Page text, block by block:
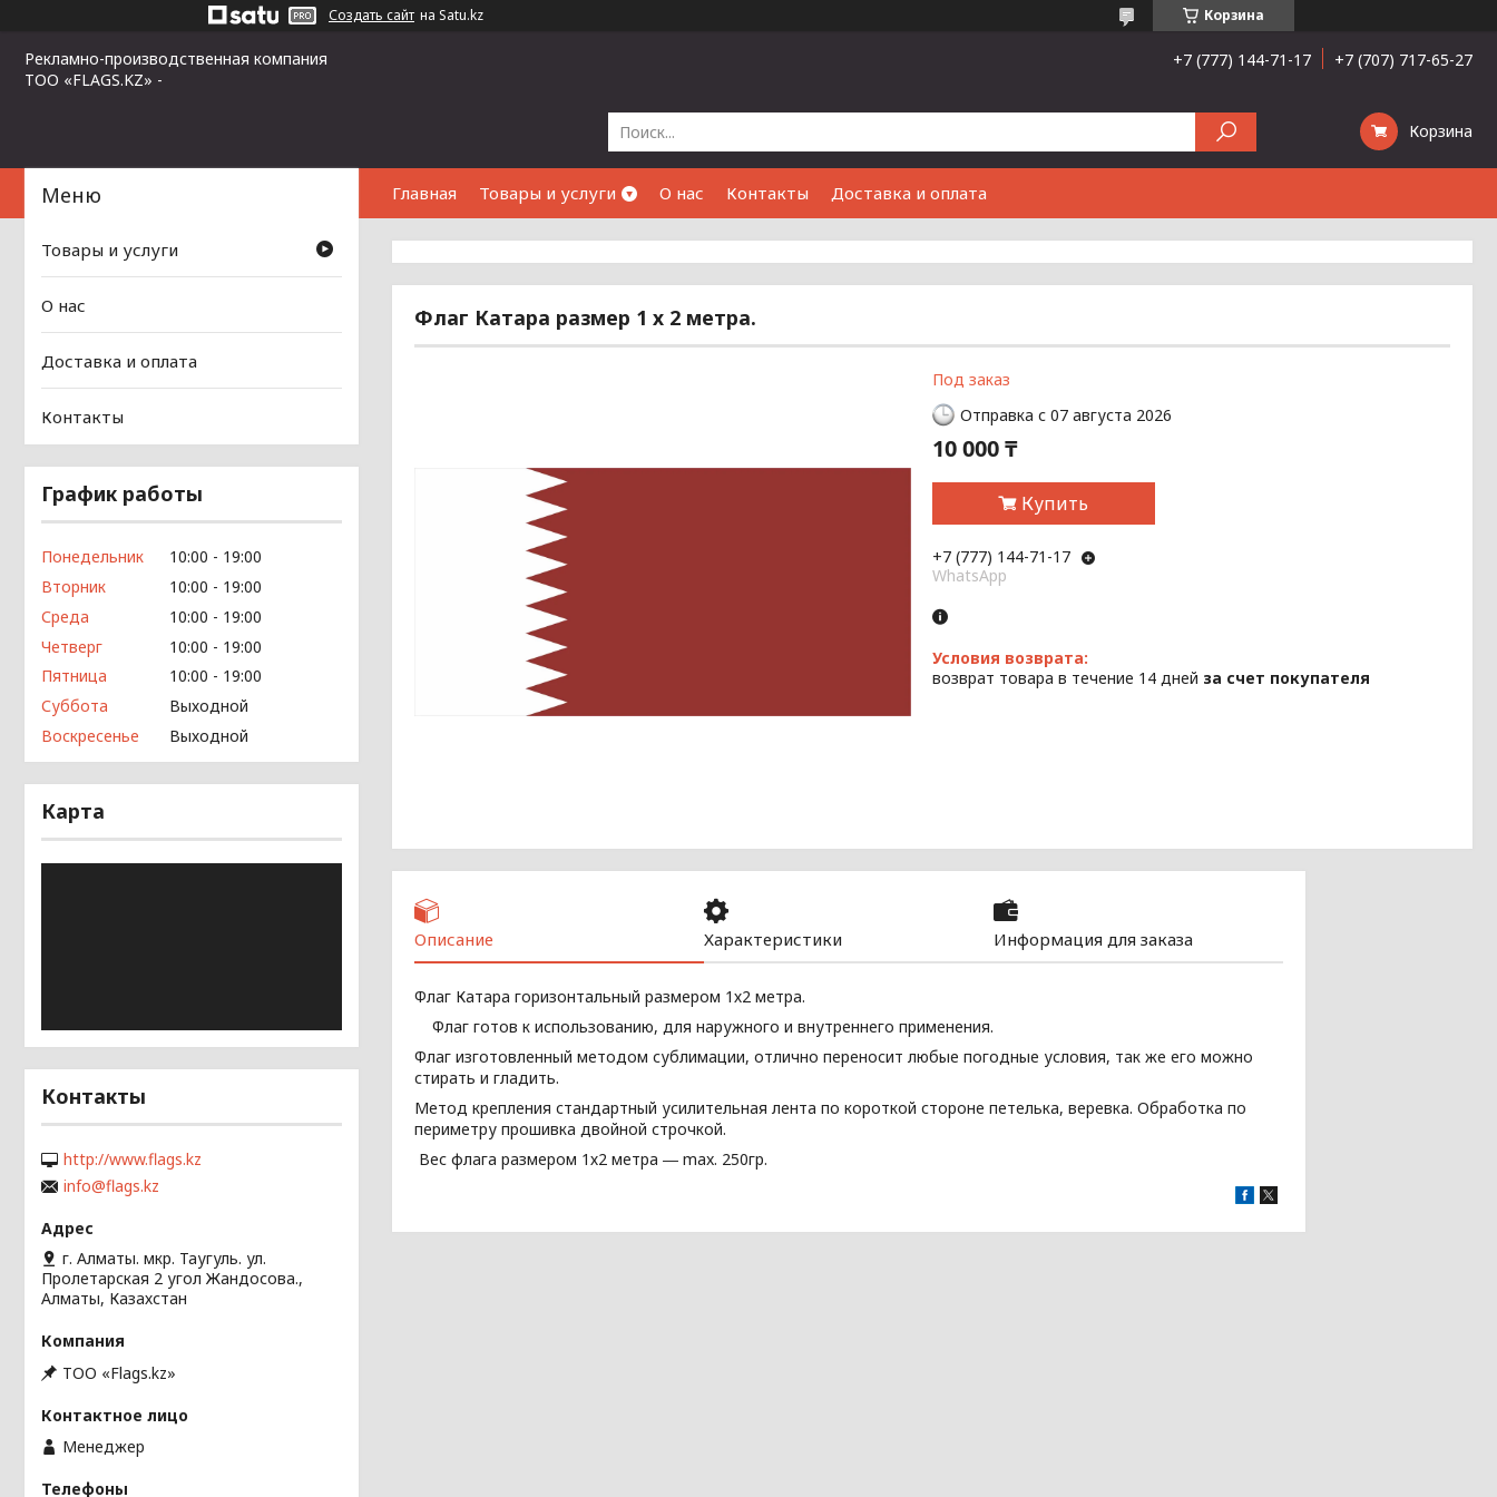
Создать сайт на Satu.kz Корзина
Рекламно-производственная компания
ТОО «FLAGS.KZ» -
+7 (777) 144-71-17 +7 (707) 717-65-27
Корзина
Главная Товары и услуги О нас Контакты Доставка и оплата
Флаг Катара размер 1 х 2 метра.
Под заказ
Отправка с 07 августа 2026
10 000 ₸
Купить
+7 (777) 144-71-17
WhatsApp
возврат товара в течение 14 дней за счет покупателя
Описание Характеристики Информация для заказа
Флаг Катара горизонтальный размером 1х2 метра.
Флаг готов к использованию, для наружного и внутреннего применения.
Флаг изготовленный методом сублимации, отлично переносит любые погодные условия, так же его можно
стирать и гладить.
Метод крепления стандартный усилительная лента по короткой стороне петелька, веревка. Обработка по
периметру прошивка двойной строчкой.
Вес флага размером 1х2 метра ― max. 250гр.
Товары и услуги
О нас
Доставка и оплата
Контакты
График работы
Понедельник 10:00
19:00
Вторник
10:00
19:00
Среда
10:00
19:00
Четверг
10:00
19:00
Пятница
10:00
19:00
Суббота
Выходной
Воскресенье
Выходной
Карта
Контакты
http://www.flags.kz
info@flags.kz
г. Алматы. мкр. Таугуль. ул.
Пролетарская 2 угол Жандосова.,
Алматы, Казахстан
ТОО «Flags.kz»
Менеджер